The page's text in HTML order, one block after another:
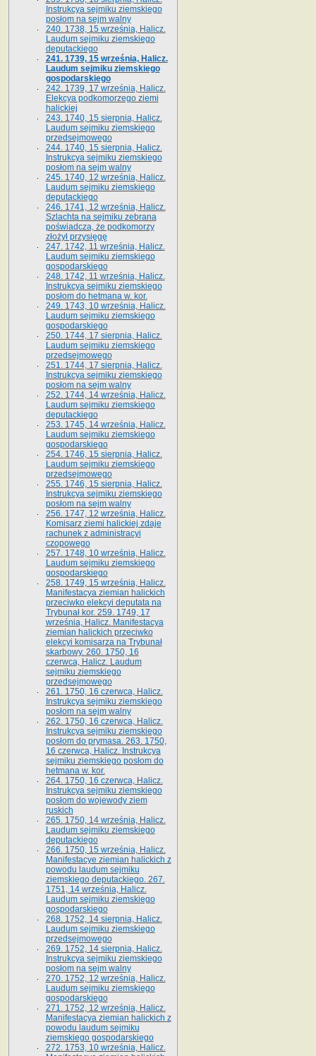
Instrukcya sejmiku ziemskiego
posłom na sejm walny
240. 1738, 15 września, Halicz.
Laudum sejmiku ziemskiego
deputackiego
241. 1739, 15 września, Halicz.
Laudum sejmiku ziemskiego
gospodarskiego
242. 1739, 17 września, Halicz.
Elekcya podkomorzego ziemi
halickiej
243. 1740, 15 sierpnia, Halicz.
Laudum sejmiku ziemskiego
przedsejmowego
244. 1740, 15 sierpnia, Halicz.
Instrukcya sejmiku ziemskiego
posłom na sejm walny
245. 1740, 12 września, Halicz.
Laudum sejmiku ziemskiego
deputackiego
246. 1741, 12 września, Halicz.
Szlachta na sejmiku zebrana
poświadcza, że podkomorzy
złożył przysięgę
247. 1742, 11 września, Halicz.
Laudum sejmiku ziemskiego
gospodarskiego
248. 1742, 11 września, Halicz.
Instrukcya sejmiku ziemskiego
posłom do hetmana w. kor.
249. 1743, 10 września, Halicz.
Laudum sejmiku ziemskiego
gospodarskiego
250. 1744, 17 sierpnia, Halicz.
Laudum sejmiku ziemskiego
przedsejmowego
251. 1744, 17 sierpnia, Halicz.
Instrukcya sejmiku ziemskiego
posłom na sejm walny
252. 1744, 14 września, Halicz.
Laudum sejmiku ziemskiego
deputackiego
253. 1745, 14 września, Halicz.
Laudum sejmiku ziemskiego
gospodarskiego
254. 1746, 15 sierpnia, Halicz.
Laudum sejmiku ziemskiego
przedsejmowego
255. 1746, 15 sierpnia, Halicz.
Instrukcya sejmiku ziemskiego
posłom na sejm walny
256. 1747, 12 września, Halicz.
Komisarz ziemi halickiej zdaje
rachunek z administracyi
czopowego
257. 1748, 10 września, Halicz.
Laudum sejmiku ziemskiego
gospodarskiego
258. 1749, 15 września, Halicz.
Manifestacya ziemian halickich
przeciwko elekcyi deputata na
Trybunał kor. 259. 1749, 17
września, Halicz. Manifestacya
ziemian halickich przeciwko
elekcyi komisarza na Trybunał
skarbowy. 260. 1750, 16
czerwca, Halicz. Laudum
sejmiku ziemskiego
przedsejmowego
261. 1750, 16 czerwca, Halicz.
Instrukcya sejmiku ziemskiego
posłom na sejm walny
262. 1750, 16 czerwca, Halicz.
Instrukcya sejmiku ziemskiego
posłom do prymasa. 263. 1750,
16 czerwca, Halicz. Instrukcya
sejmiku ziemskiego posłom do
hetmana w. kor.
264. 1750, 16 czerwca, Halicz.
Instrukcya sejmiku ziemskiego
posłom do wojewody ziem
ruskich
265. 1750, 14 września, Halicz.
Laudum sejmiku ziemskiego
deputackiego
266. 1750, 15 września, Halicz.
Manifestacye ziemian halickich z
powodu laudum sejmiku
ziemskiego deputackiego. 267.
1751, 14 września, Halicz.
Laudum sejmiku ziemskiego
gospodarskiego
268. 1752, 14 sierpnia, Halicz.
Laudum sejmiku ziemskiego
przedsejmowego
269. 1752, 14 sierpnia, Halicz.
Instrukcya sejmiku ziemskiego
posłom na sejm walny
270. 1752, 12 września, Halicz.
Laudum sejmiku ziemskiego
gospodarskiego
271. 1752, 12 września, Halicz.
Manifestacya ziemian halickich z
powodu laudum sejmiku
ziemskiego gospodarskiego
272. 1753, 10 września, Halicz.